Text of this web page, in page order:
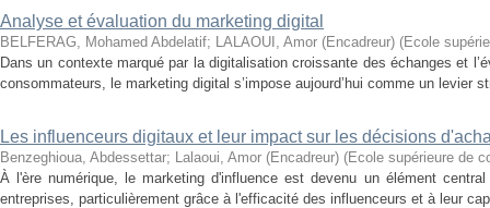
Analyse et évaluation du marketing digital
BELFERAG, Mohamed Abdelatif; LALAOUI, Amor (Encadreur) (Ecole
Dans un contexte marqué par la digitalisation croissante des échanges et
consommateurs, le marketing digital s’impose aujourd’hui comme un levier
Les influenceurs digitaux et leur impact sur les décisions
Benzeghioua, Abdessettar; Lalaoui, Amor (Encadreur) (Ecole supérieure de
À l'ère numérique, le marketing d'influence est devenu un élément
entreprises, particulièrement grâce à l'efficacité des influenceurs et à leur